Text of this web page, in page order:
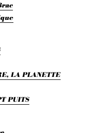
LA PLANETTE
PUITS